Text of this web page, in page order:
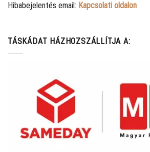
Hibabejelentés email: Kapcsolati oldalon
TÁSKÁDAT HÁZHOZSZÁLLÍTJA A: